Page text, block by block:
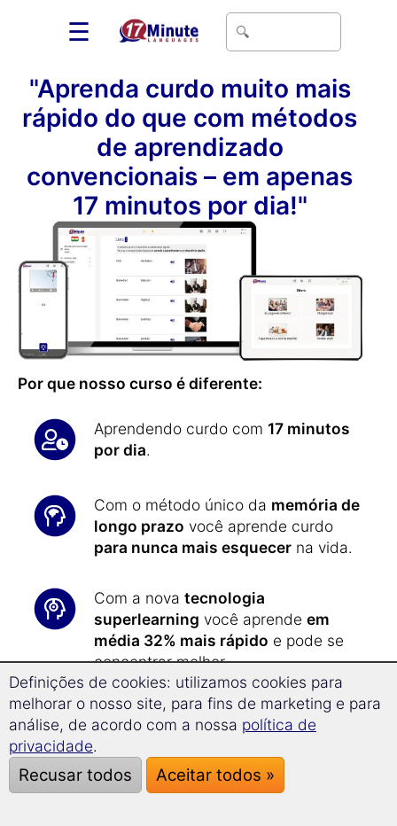
☰
"Aprenda curdo muito mais
rápido do que com métodos
de aprendizado
convencionais – em apenas
17 minutos por dia!"
Por que nosso curso é diferente:
Aprendendo curdo com 17 minutos
por dia.
Com o método único da memória de
longo prazo você aprende curdo
para nunca mais esquecer na vida.
Com a nova tecnologia
superlearning você aprende em
média 32% mais rápido e pode se
concentrar melhor.
Todos os exercícios são
apresentados de forma automática
todo o dia: assim você aprende curdo
da forma mais eficiente.
Definições de cookies: utilizamos cookies para
melhorar o nosso site, para fins de marketing e para
análise, de acordo com a nossa política de
privacidade.
Recusar todos Aceitar todos »